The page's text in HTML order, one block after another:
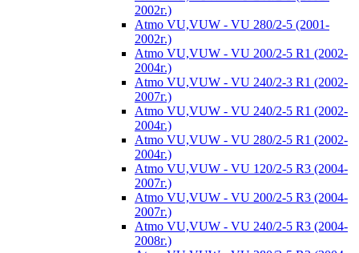
2002г.)
Atmo VU,VUW - VU 280/2-5 (2001-
2002г.)
Atmo VU,VUW - VU 200/2-5 R1 (2002-
2004г.)
Atmo VU,VUW - VU 240/2-3 R1 (2002-
2007г.)
Atmo VU,VUW - VU 240/2-5 R1 (2002-
2004г.)
Atmo VU,VUW - VU 280/2-5 R1 (2002-
2004г.)
Atmo VU,VUW - VU 120/2-5 R3 (2004-
2007г.)
Atmo VU,VUW - VU 200/2-5 R3 (2004-
2007г.)
Atmo VU,VUW - VU 240/2-5 R3 (2004-
2008г.)